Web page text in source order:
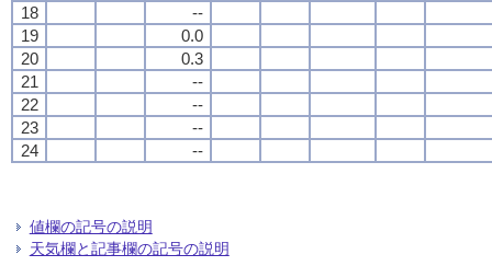
18
--
19
0.0
20
0.3
21
--
22
--
23
--
24
--
値欄の記号の説明
天気欄と記事欄の記号の説明